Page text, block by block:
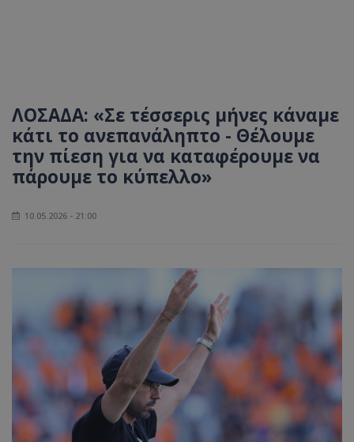
ΛΟΣΑΔΑ: «Σε τέσσερις μήνες κάναμε
κάτι το ανεπανάληπτο - Θέλουμε
την πίεση για να καταφέρουμε να
πάρουμε το κύπελλο»
10.05.2026 - 21:00